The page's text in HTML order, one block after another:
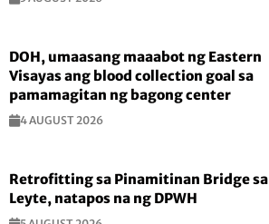
DOH, umaasang maaabot ng Eastern
Visayas ang blood collection goal sa
pamamagitan ng bagong center
4 AUGUST 2026
Retrofitting sa Pinamitinan Bridge sa
Leyte, natapos na ng DPWH